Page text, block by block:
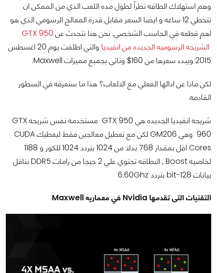
وهم استهلاك الطاقه نظراً لطول مده اللعب الذي من الممكن ان
تتخطي 12 ساعه و ايضا السعر مقابل قدرة المعالج الرسومي الذي هو
اهم قطعه في الحاسب الشخصي. نحن هنا نتحدث عن GTX 950
الشريحه الرسوميه الجديده من انفيديا
والتي اطلقت يوم 20 اغسطس
2015 ويبدء سعرها من 160$ وتاتي بجميع مميزات Maxwell.
لكن ماذا عن ادائها الفعلي مع الالعاب؟ هذا ما سنعرفه في السطور
القادمه.
شريحه انفيديا الجديده هي GTX 950 مستخدمه نفس شريحه GTX
960 وهي GM206 لكن مع تعطيل معالجين فقط ليعطيك CUDA
Cores اقل بمقدار 768 بدلا من 1024 بتردد 1024 للكور و 1188
لخاصيه Boost , البطاقه تحتوي علي 2 جيجا من رامات DDR5 بناقل
بيانات 128-bit بتردد 6.60Ghz
التقنيات التى تقدمها Nvidia في معماريه Maxwell